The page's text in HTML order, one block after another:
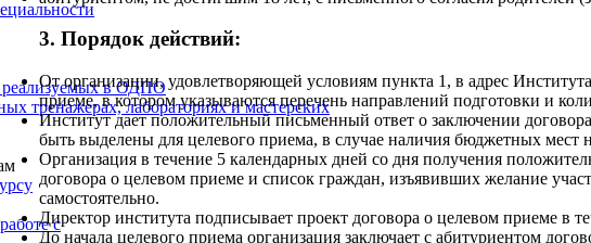
в ОДПО
тренажерах, лабораториях и мастерских
с
3. Порядок действий:
От организации, удовлетворяющей условиям пункта 1, в адрес
приеме, в котором указываются перечень направлений подготовки и
Институт дает положительный письменный ответ о заключении
быть выделены для целевого приема, в случае наличия бюджетных мест
Организация в течение 5 календарных дней со дня получения
договора о целевом приеме и список граждан, изъявивших желание
самостоятельно.
Директор института подписывает проект договора о целевом приеме в
До начала целевого приема организация заключает с абитуриентом